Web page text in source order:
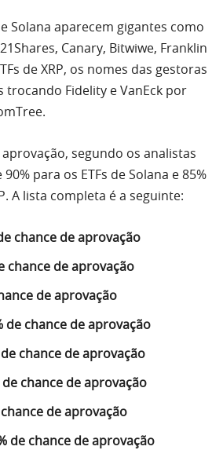
Solana aparecem gigantes como
Canary, Bitwiwe, Franklin
de XRP, os nomes das gestoras
trocando Fidelity e VanEck por
segundo os analistas
para os ETFs de Solana e 85%
A lista completa é a seguinte:
chance de aprovação
chance de aprovação
de aprovação
de chance de aprovação
chance de aprovação
chance de aprovação
de aprovação
de chance de aprovação